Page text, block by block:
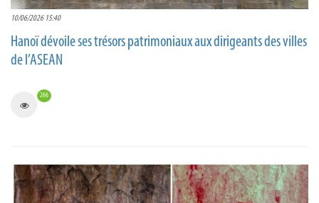
10/06/2026 15:40
Hanoï dévoile ses trésors patrimoniaux aux dirigeants des villes
de l’ASEAN
266